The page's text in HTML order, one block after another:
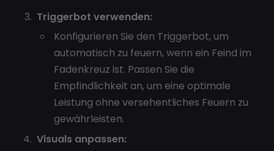
Triggerbot verwenden:
Konfigurieren Sie den Triggerbot, um
automatisch zu feuern, wenn ein Feind im
Fadenkreuz ist. Passen Sie die
Empfindlichkeit an, um eine optimale
Leistung ohne versehentliches Feuern zu
gewährleisten.
Visuals anpassen: